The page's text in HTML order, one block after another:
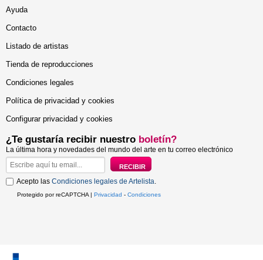
Ayuda
Contacto
Listado de artistas
Tienda de reproducciones
Condiciones legales
Política de privacidad y cookies
Configurar privacidad y cookies
¿Te gustaría recibir nuestro boletín?
La última hora y novedades del mundo del arte en tu correo electrónico
Acepto las Condiciones legales de Artelista.
Protegido por reCAPTCHA | Privacidad - Condiciones